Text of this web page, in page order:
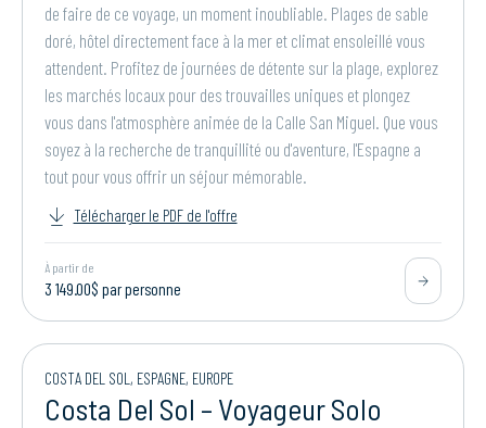
de faire de ce voyage, un moment inoubliable. Plages de sable
doré, hôtel directement face à la mer et climat ensoleillé vous
attendent. Profitez de journées de détente sur la plage, explorez
les marchés locaux pour des trouvailles uniques et plongez
vous dans l'atmosphère animée de la Calle San Miguel. Que vous
soyez à la recherche de tranquillité ou d'aventure, l'Espagne a
tout pour vous offrir un séjour mémorable.
Télécharger le PDF de l'offre
À partir de
3 149.00$ par personne
COSTA DEL SOL, ESPAGNE, EUROPE
Costa Del Sol – Voyageur Solo